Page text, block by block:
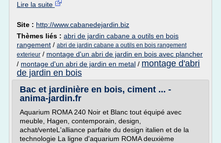
Lire la suite
Site : http://www.cabanedejardin.biz
Thèmes liés : abri de jardin cabane a outils en bois
rangement / abri de jardin cabane a outils en bois rangement
exterieur / montage d'un abri de jardin en bois avec plancher
/ montage d'un abri de jardin en metal / montage d'abri
de jardin en bois
Bac et jardinière en bois, ciment ... -
anima-jardin.fr
Aquarium ROMA 240 Noir et Blanc tout équipé avec
meuble, Hagen, contemporain, design,
achat/venteL'alliance parfaite du design italien et de la
technologie La ligne d'aquarium ROMA deuxième